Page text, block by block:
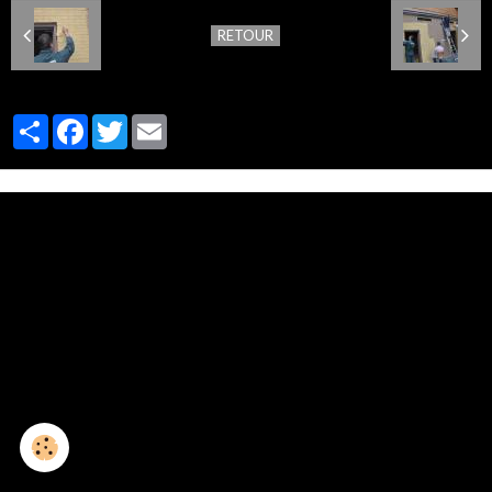
RETOUR
PartagerFacebook
Twitter